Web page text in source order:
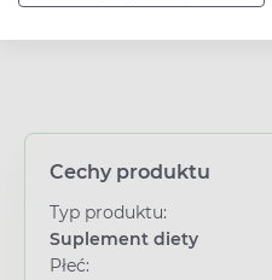
Cechy produktu
Typ produktu:
Suplement diety
Płeć: